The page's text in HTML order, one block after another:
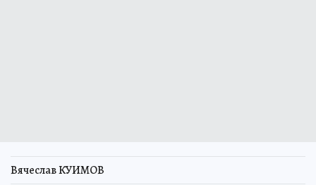
Вячеслав КУИМОВ